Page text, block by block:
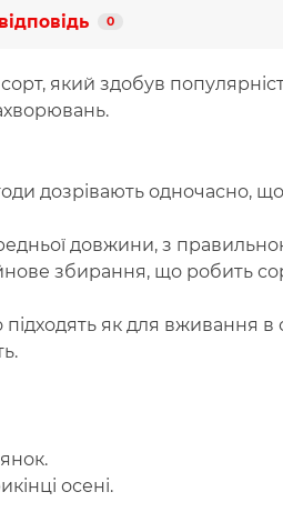
0
який здобув
дозрівають одночасно, що
довжини, з
збирання, що робить
як для вживання в
осені.